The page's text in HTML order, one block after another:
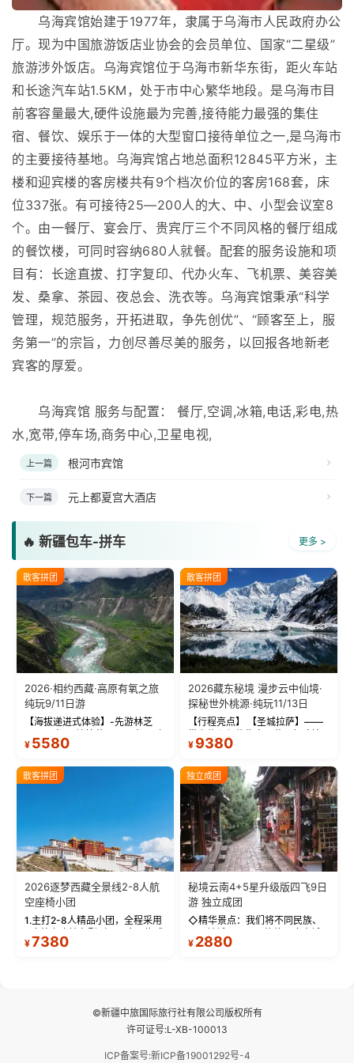
乌海宾馆始建于1977年，隶属于乌海市人民政府办公
厅。现为中国旅游饭店业协会的会员单位、国家“二星级”
旅游涉外饭店。乌海宾馆位于乌海市新华东街，距火车站
和长途汽车站1.5KM，处于市中心繁华地段。是乌海市目
前客容量最大,硬件设施最为完善,接待能力最强的集住
宿、餐饮、娱乐于一体的大型窗口接待单位之一,是乌海市
的主要接待基地。乌海宾馆占地总面积12845平方米，主
楼和迎宾楼的客房楼共有9个档次价位的客房168套，床
位337张。有可接待25—200人的大、中、小型会议室8
个。由一餐厅、宴会厅、贵宾厅三个不同风格的餐厅组成
的餐饮楼，可同时容纳680人就餐。配套的服务设施和项
目有：长途直拔、打字复印、代办火车、飞机票、美容美
发、桑拿、茶园、夜总会、洗衣等。乌海宾馆秉承“科学
管理，规范服务，开拓进取，争先创优”、“顾客至上，服
务第一”的宗旨，力创尽善尽美的服务，以回报各地新老
宾客的厚爱。
乌海宾馆 服务与配置： 餐厅,空调,冰箱,电话,彩电,热
水,宽带,停车场,商务中心,卫星电视,
上一篇 根河市宾馆
下一篇 元上都夏宫大酒店
🔥 新疆包车-拼车 更多 >
散客拼团
2026·相约西藏·高原有氧之旅
纯玩9/11日游
【海拔递进式体验】-先游林芝
(2900米)再访拉萨(3650米)，亲
测 99%游客零高反 。 【贴心保
反根本不是事儿 ！ 【无人机航
拍】-雪山/圣湖/...
¥ 5580
散客拼团
2026藏东秘境 漫步云中仙境·
探秘世外桃源·纯玩11/13日
【行程亮点】 【圣城拉萨】——
带上信心与信仰去西藏，行吟拉
萨，感受这座城与生俱来的与众
城堡寺院于一体的宏伟建筑，是
西藏最完整的古代...
¥ 9380
散客拼团
2026逐梦西藏全景线2-8人航
空座椅小团
1.主打2-8人精品小团，全程采用
9座航空座椅车型（360度环抱式
座舱），提供VIP级别的舒适出行
¥7380
独立成团
秘境云南4+5星升级版四飞9日
游 独立成团
◇精华景点：我们将不同民族、
不同地域、不同风格的三座古城
—【大理古城、丽江古城、香格
¥ 2880
©新疆中旅国际旅行社有限公司版权所有
许可证号:L-XB-100013
ICP备案号:新ICP备19001292号-4